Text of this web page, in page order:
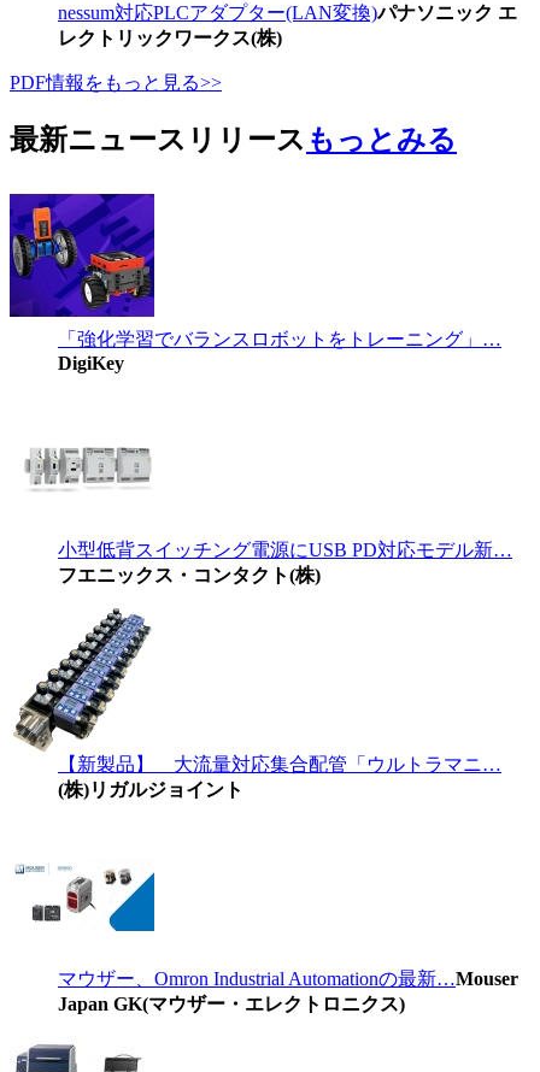
nessum対応PLCアダプター(LAN変換)パナソニック エ
レクトリックワークス(株)
PDF情報をもっと見る>>
最新ニュースリリース もっとみる
「強化学習でバランスロボットをトレーニング」…
DigiKey
小型低背スイッチング電源にUSB PD対応モデル新…
フエニックス・コンタクト(株)
【新製品】 大流量対応集合配管「ウルトラマニ…
(株)リガルジョイント
マウザー、Omron Industrial Automationの最新…Mouser
Japan GK(マウザー・エレクトロニクス)